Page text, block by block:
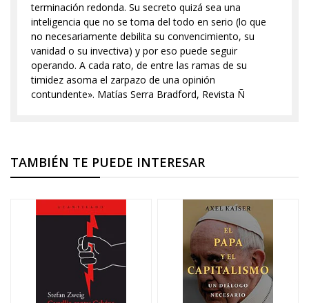
terminación redonda. Su secreto quizá sea una
inteligencia que no se toma del todo en serio (lo que
no necesariamente debilita su convencimiento, su
vanidad o su invectiva) y por eso puede seguir
operando. A cada rato, de entre las ramas de su
timidez asoma el zarpazo de una opinión
contundente». Matías Serra Bradford, Revista Ñ
TAMBIÉN TE PUEDE INTERESAR